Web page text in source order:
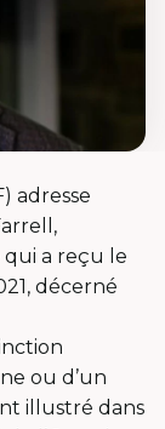
adresse
a reçu le
décerné
ou d’un
illustré dans